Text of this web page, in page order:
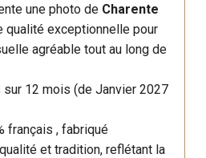
une photo de Charente
qualité exceptionnelle pour
agréable tout au long de
sur 12 mois (de Janvier 2027
français , fabriqué
et tradition, reflétant la